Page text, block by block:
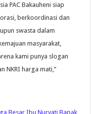
PAC Bakauheni siap
berkoordinasi dan
swasta dalam
masyarakat,
kami punya slogan
NKRI harga mati,”
Besar Ibu Nuryati Bapak